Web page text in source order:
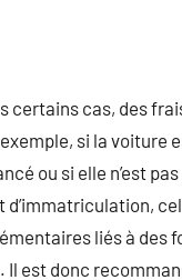
certains cas, des
si la voiture
ou si elle n’est
d’immatriculation,
liés à des
est donc